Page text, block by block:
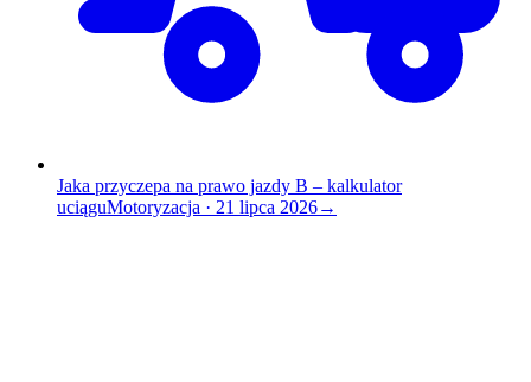
Jaka przyczepa na prawo jazdy B – kalkulator
uciąguMotoryzacja · 21 lipca 2026→